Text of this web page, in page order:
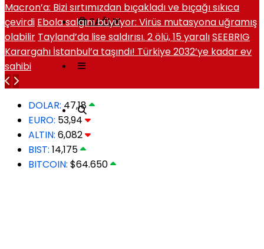
SAĞLIK
Macron’a: Bizi sırtımızdan bıçakladı ve bıçağı sıkıca
çevirdi Ebola salgını büyüyor: Virüs mutasyona uğramış
olabilir Tayland’da lise saldırısı. 2 ölü, 15 yaralıSEEBRIG
Karargahı İstanbul’a taşındı! Türkiye 2032’ye kadar ev
sahibi
DOLAR: 47,18
EURO: 53,94
ALTIN: 6,082
BIST: 14,175
BITCOIN: $64.650